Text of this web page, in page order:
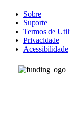
Sobre
Suporte
Termos de
Privacidade
Acessibilidade